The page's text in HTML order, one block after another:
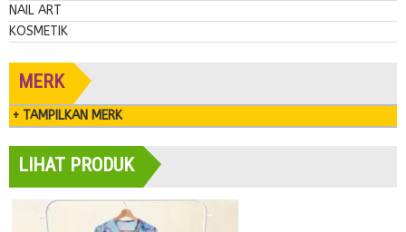
NAIL ART
KOSMETIK
MERK
+ TAMPILKAN MERK
LIHAT PRODUK